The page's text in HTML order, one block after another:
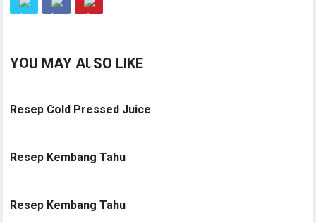
YOU MAY ALSO LIKE
Resep Cold Pressed Juice
Resep Kembang Tahu
Resep Kembang Tahu